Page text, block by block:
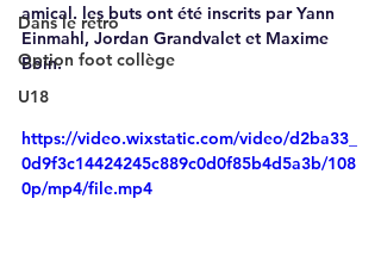
Dans le rétro
Option foot collège
U18
amical. les buts ont été inscrits par Yann
Einmahl, Jordan Grandvalet et Maxime
Boin.
https://video.wixstatic.com/video/d2ba33_
0d9f3c14424245c889c0d0f85b4d5a3b/108
0p/mp4/file.mp4